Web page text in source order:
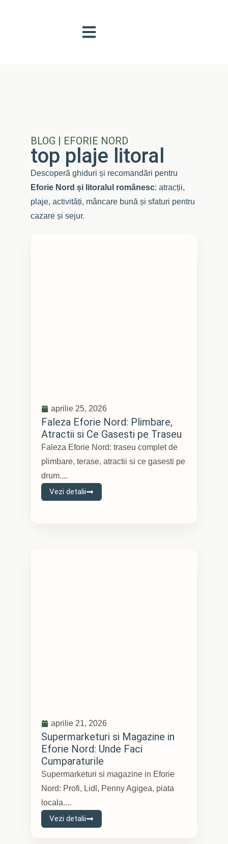
BLOG | EFORIE NORD
top plaje litoral
Descoperă ghiduri și recomandări pentru
Eforie Nord și litoralul românesc: atracții,
plaje, activități, mâncare bună și sfaturi pentru
cazare și sejur.
aprilie 25, 2026
Faleza Eforie Nord: Plimbare,
Atractii si Ce Gasesti pe Traseu
Faleza Eforie Nord: traseu complet de
plimbare, terase, atractii si ce gasesti pe
drum....
Vezi detalii
aprilie 21, 2026
Supermarketuri si Magazine in
Eforie Nord: Unde Faci
Cumparaturile
Supermarketuri si magazine in Eforie
Nord: Profi, Lidl, Penny Agigea, piata
locala....
Vezi detalii